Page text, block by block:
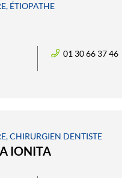
ÉTIOPATHE
01 30 66 37 46
CHIRURGIEN DENTISTE
IONITA